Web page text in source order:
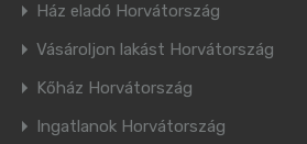
Ház eladó Horvátország
Vásároljon lakást Horvátország
Kőház Horvátország
Ingatlanok Horvátország